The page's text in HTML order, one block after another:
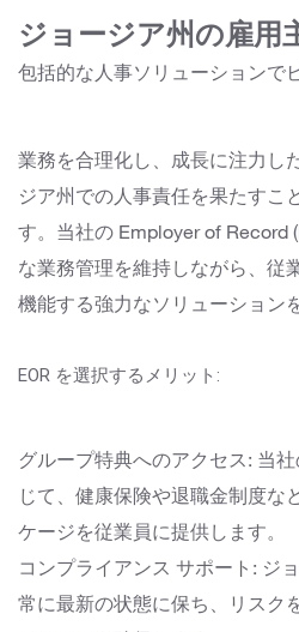
ジョージア州の雇用
包括的な人事ソリューションで
業務を合理化し、成長に注力し
ジア州での人事責任を果たすこ
す。当社の Employer of Record
な業務管理を維持しながら、従
機能する強力なソリューション
EOR を選択するメリット:
グループ特典へのアクセス: 当
じて、健康保険や退職金制度な
ケージを従業員に提供します。
コンプライアンス サポート: ジ
常に最新の状態に保ち、リスク